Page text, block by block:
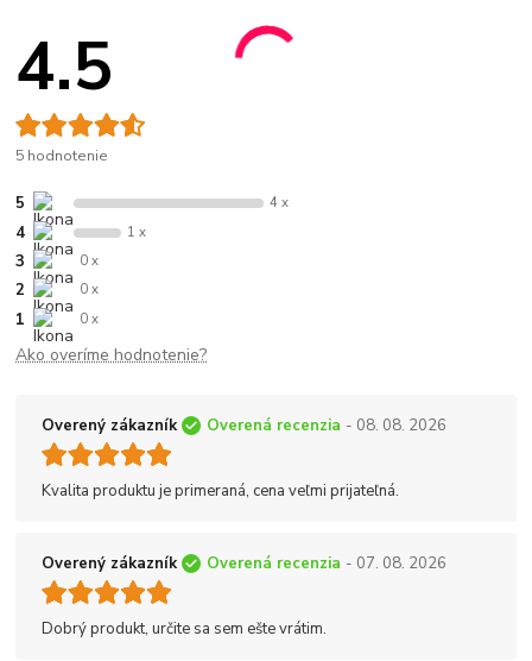
4.5
5 hodnotenie
5 4 x
4 1 x
3 0 x
2 0 x
1 0 x
Ako overíme hodnotenie?
Overený zákazník Overená recenzia - 08. 08. 2026
Kvalita produktu je primeraná, cena veľmi prijateľná.
Overený zákazník Overená recenzia - 07. 08. 2026
Dobrý produkt, určite sa sem ešte vrátim.